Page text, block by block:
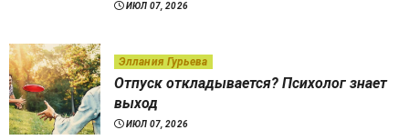
ИЮЛ 07, 2026
Эллания Гурьева
Отпуск откладывается? Психолог знает
выход
ИЮЛ 07, 2026